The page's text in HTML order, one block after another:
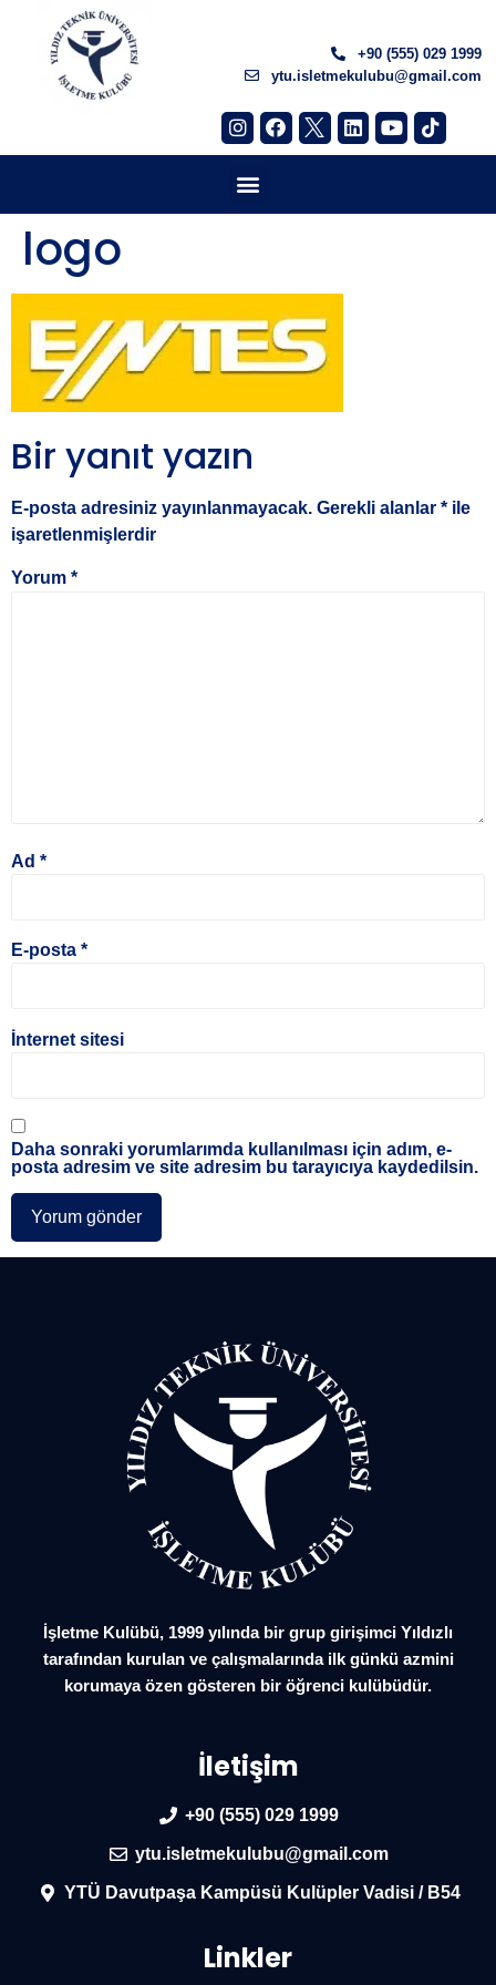
+90 (555) 029 1999
ytu.isletmekulubu@gmail.com
logo
Bir yanıt yazın
E-posta adresiniz yayınlanmayacak. Gerekli alanlar * ile
işaretlenmişlerdir
Yorum *
Ad *
E-posta *
İnternet sitesi
Daha sonraki yorumlarımda kullanılması için adım, e-
posta adresim ve site adresim bu tarayıcıya kaydedilsin.
İşletme Kulübü, 1999 yılında bir grup girişimci Yıldızlı
tarafından kurulan ve çalışmalarında ilk günkü azmini
korumaya özen gösteren bir öğrenci kulübüdür.
İletişim
+90 (555) 029 1999
ytu.isletmekulubu@gmail.com
YTÜ Davutpaşa Kampüsü Kulüpler Vadisi / B54
Linkler